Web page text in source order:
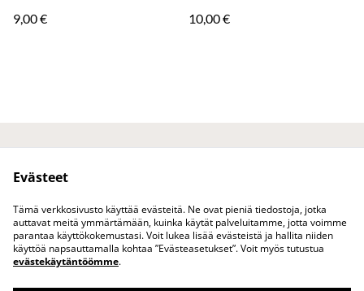
9,00 €
10,00 €
Tietosuojakäytäntö
Tuotteet
Evästeet
Tämä verkkosivusto käyttää evästeitä. Ne ovat pieniä tiedostoja, jotka
auttavat meitä ymmärtämään, kuinka käytät palveluitamme, jotta voimme
parantaa käyttökokemustasi. Voit lukea lisää evästeistä ja hallita niiden
käyttöä napsauttamalla kohtaa ”Evästeasetukset”. Voit myös tutustua
evästekäytäntöömme.